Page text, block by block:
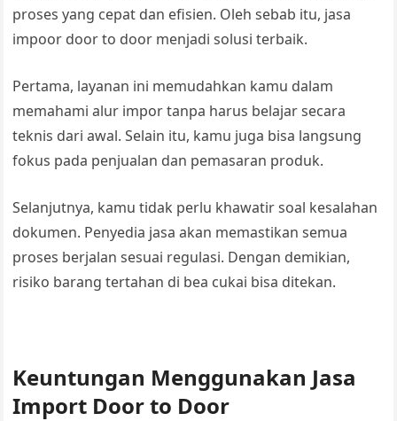
proses yang cepat dan efisien. Oleh sebab itu, jasa
impoor door to door menjadi solusi terbaik.
Pertama, layanan ini memudahkan kamu dalam
memahami alur impor tanpa harus belajar secara
teknis dari awal. Selain itu, kamu juga bisa langsung
fokus pada penjualan dan pemasaran produk.
Selanjutnya, kamu tidak perlu khawatir soal kesalahan
dokumen. Penyedia jasa akan memastikan semua
proses berjalan sesuai regulasi. Dengan demikian,
risiko barang tertahan di bea cukai bisa ditekan.
Keuntungan Menggunakan Jasa
Import Door to Door